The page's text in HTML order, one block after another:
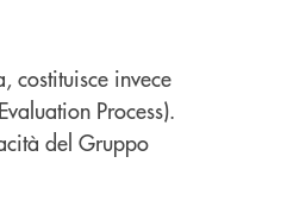
costituisce invece
Process).
del Gruppo